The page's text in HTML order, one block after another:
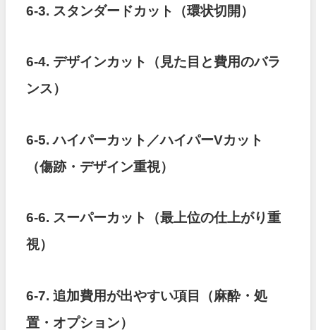
6-3. スタンダードカット（環状切開）
6-4. デザインカット（見た目と費用のバラ
ンス）
6-5. ハイパーカット／ハイパーVカット
（傷跡・デザイン重視）
6-6. スーパーカット（最上位の仕上がり重
視）
6-7. 追加費用が出やすい項目（麻酔・処
置・オプション）